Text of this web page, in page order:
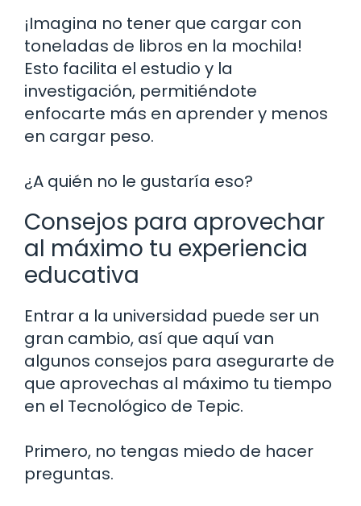
¡Imagina no tener que cargar con
toneladas de libros en la mochila!
Esto facilita el estudio y la
investigación, permitiéndote
enfocarte más en aprender y menos
en cargar peso.
¿A quién no le gustaría eso?
Consejos para aprovechar
al máximo tu experiencia
educativa
Entrar a la universidad puede ser un
gran cambio, así que aquí van
algunos consejos para asegurarte de
que aprovechas al máximo tu tiempo
en el Tecnológico de Tepic.
Primero, no tengas miedo de hacer
preguntas.